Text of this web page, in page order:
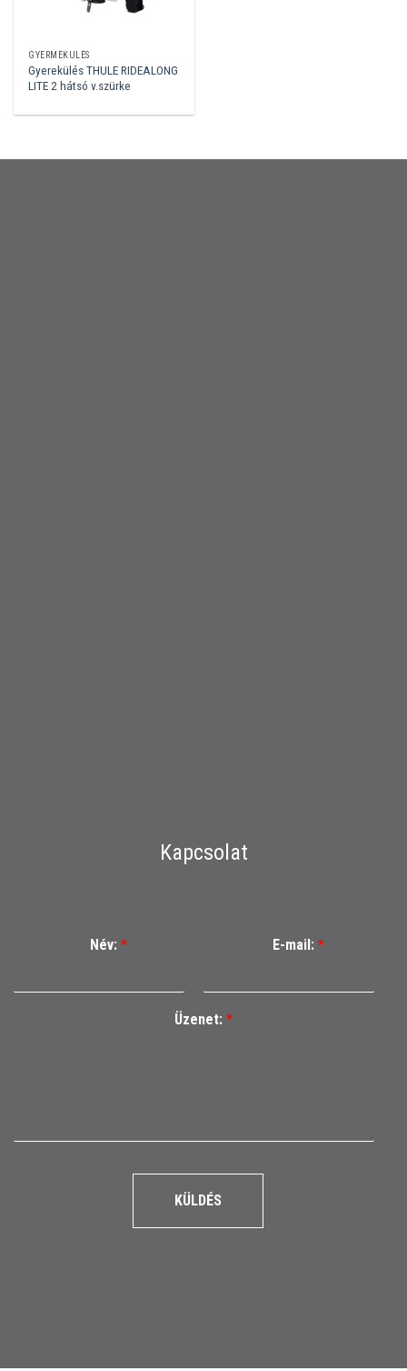
GYERMEKÜLÉS
Gyerekülés THULE RIDEALONG
LITE 2 hátsó v.szürke
Kapcsolat
Név: * E-mail: *
Üzenet: *
KÜLDÉS